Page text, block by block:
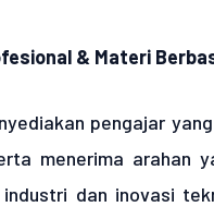
& Materi
pengajar
menerima arahan
dan inovasi